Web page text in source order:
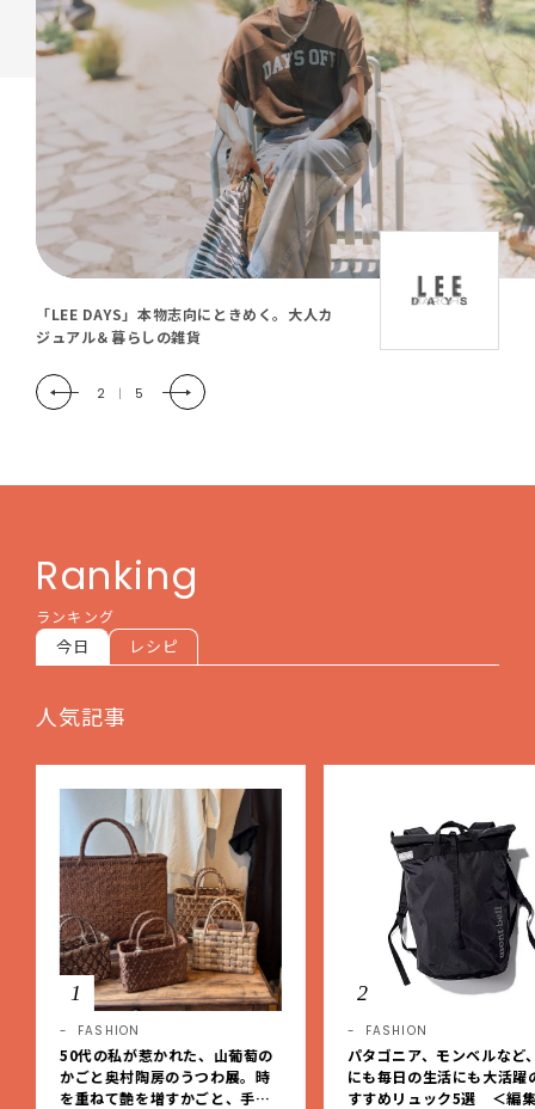
「LEE DAYS」本物志向にときめく。大人カ
ジュアル＆暮らしの雑貨
2 | 5
Ranking
ランキング
今日 レシピ
人気記事
1
FASHION
50代の私が惹かれた、山葡萄の
かごと奥村陶房のうつわ展。時
を重ねて艶を増すかごと、手仕
2
FASHION
パタゴニア、モンベルなど
にも毎日の生活にも大活躍
すすめリュック5選 ＜編